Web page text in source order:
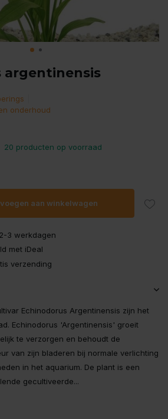
argentinensis
onderhoud
20 producten op voorraad
aan winkelwagen
3 werkdagen
met iDeal
verzending
Echinodorus Argentinensis zijn het
Echinodorus 'Argentinensis' groeit
te verzorgen en behoudt de
van zijn bladeren bij normale verlichting
in het aquarium. De plant is een
gecultiveerde...